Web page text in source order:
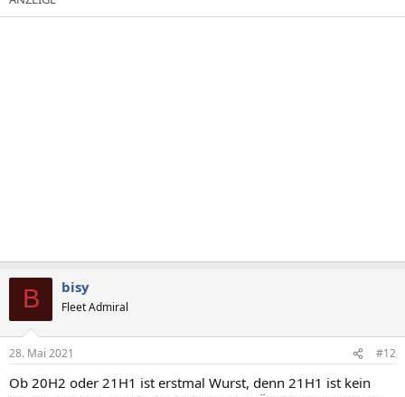
B bisy
Fleet Admiral
28. Mai 2021 #12
Ob 20H2 oder 21H1 ist erstmal Wurst, denn 21H1 ist kein